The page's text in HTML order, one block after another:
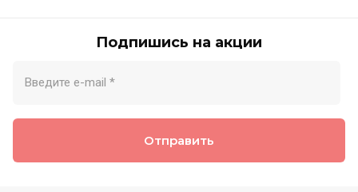
Подпишись на акции
Отправить